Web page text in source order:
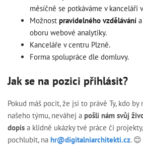
měsíčně se potkáváme v kanceláři
Možnost pravidelného vzdělávánía
oboru webové analytiky.
Kanceláře v centru Plzně.
Forma spolupráce dle domluvy.
Jak se na pozici přihlásit?
Pokud máš pocit, že jsi to právě Ty, kdo
našeho týmu, neváhej a pošli nám svůj
dopis a klidně ukázky tvé práce či
pochlubit, na hr@digitalniarchitekti.cz. 😊